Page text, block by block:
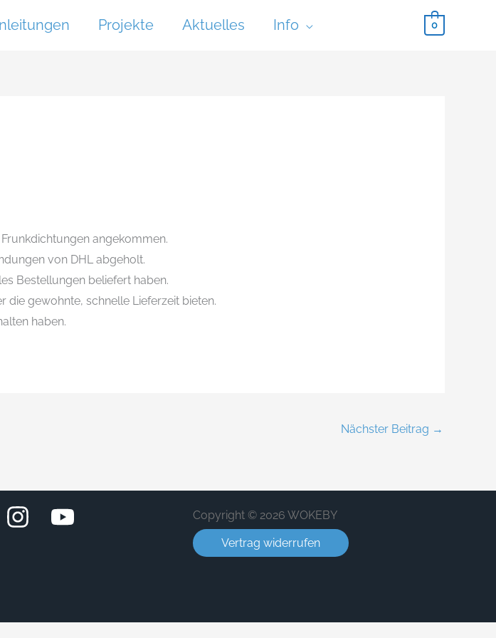
Projekte Aktuelles Info 0
angekommen.
von DHL abgeholt.
Bestellungen beliefert haben.
die gewohnte, schnelle Lieferzeit bieten.
haben.
Nächster Beitrag →
Copyright © 2026 WOKEBY
Vertrag widerrufen